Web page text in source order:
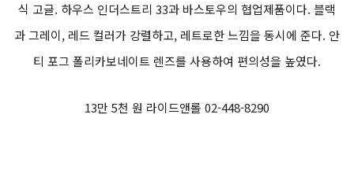
식 고글. 하우스 인더스트리 33과 바스토우의 협업제품이다. 블랙
과 그레이, 레드 컬러가 강렬하고, 레트로한 느낌을 동시에 준다. 안
티 포그 폴리카보네이트 렌즈를 사용하여 편의성을 높였다.
13만 5천 원 라이드앤롤 02-448-8290